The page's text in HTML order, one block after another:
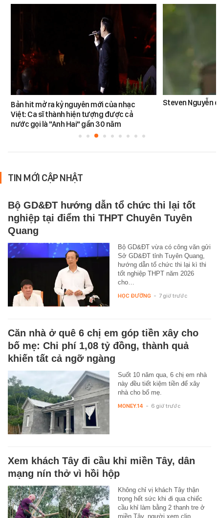
Bản hit mở ra kỷ nguyên mới của nhạc
Việt: Ca sĩ thành hiện tượng được cả
nước gọi là "Anh Hai" gần 30 năm
Steven Nguyễn
TIN MỚI CẬP NHẬT
Bộ GD&ĐT hướng dẫn tổ chức thi lại tốt
nghiệp tại điểm thi THPT Chuyên Tuyên
Quang
Bộ GD&ĐT vừa có công văn gửi
Sở GD&ĐT tỉnh Tuyên Quang,
hướng dẫn tổ chức thi lại kì thi
tốt nghiệp THPT năm 2026
cho…
HỌC ĐƯỜNG - 7 giờ trước
Căn nhà ở quê 6 chị em góp tiền xây cho
bố mẹ: Chi phí 1,08 tỷ đồng, thành quả
khiến tất cả ngỡ ngàng
Suốt 10 năm qua, 6 chị em nhà
này đều tiết kiệm tiền để xây
nhà cho bố mẹ.
MONEY.14 - 6 giờ trước
Xem khách Tây đi cầu khỉ miền Tây, dân
mạng nín thở vì hồi hộp
Không chỉ vị khách Tây thận
trọng hết sức khi đi qua chiếc
cầu khỉ làm bằng 2 thanh tre ở
miền Tây, người xem clip